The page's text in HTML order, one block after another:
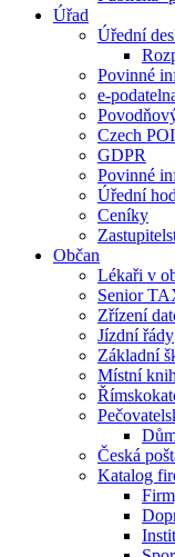
Úřad
Úřední
Povinné
e-
Czech
GDPR
Povinné
Úřední
Ceníky
Občan
Lékaři v
Senior
Zřízení
Jízdní řády
Základní
Místní
Česká
Katalog